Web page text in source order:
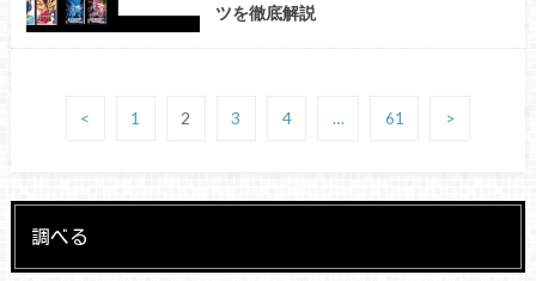
ツを徹底解説
< 1 2 3 4 … 61 >
調べる